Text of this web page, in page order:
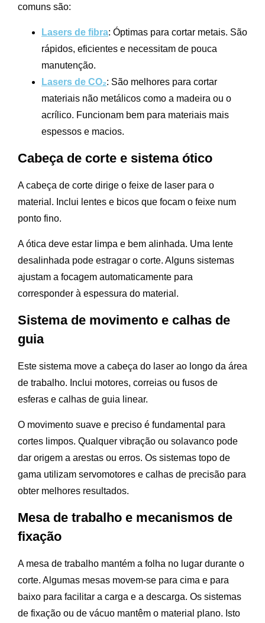
comuns são:
Lasers de fibra: Óptimas para cortar metais. São
rápidos, eficientes e necessitam de pouca
manutenção.
Lasers de CO₂: São melhores para cortar
materiais não metálicos como a madeira ou o
acrílico. Funcionam bem para materiais mais
espessos e macios.
Cabeça de corte e sistema ótico
A cabeça de corte dirige o feixe de laser para o
material. Inclui lentes e bicos que focam o feixe num
ponto fino.
A ótica deve estar limpa e bem alinhada. Uma lente
desalinhada pode estragar o corte. Alguns sistemas
ajustam a focagem automaticamente para
corresponder à espessura do material.
Sistema de movimento e calhas de
guia
Este sistema move a cabeça do laser ao longo da área
de trabalho. Inclui motores, correias ou fusos de
esferas e calhas de guia linear.
O movimento suave e preciso é fundamental para
cortes limpos. Qualquer vibração ou solavanco pode
dar origem a arestas ou erros. Os sistemas topo de
gama utilizam servomotores e calhas de precisão para
obter melhores resultados.
Mesa de trabalho e mecanismos de
fixação
A mesa de trabalho mantém a folha no lugar durante o
corte. Algumas mesas movem-se para cima e para
baixo para facilitar a carga e a descarga. Os sistemas
de fixação ou de vácuo mantêm o material plano. Isto